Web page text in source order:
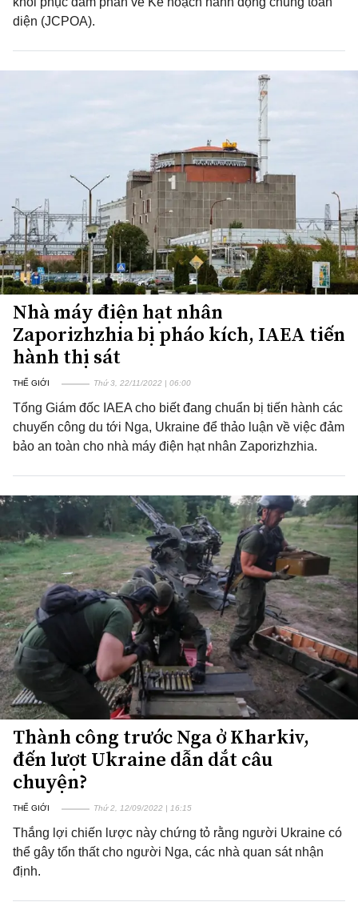
diện (JCPOA).
Nhà máy điện hạt nhân
Zaporizhzhia bị pháo kích, IAEA tiến
hành thị sát
THẾ GIỚI Thứ 3, 22/11/2022 | 06:00
Tổng Giám đốc IAEA cho biết đang chuẩn bị tiến hành các
chuyến công du tới Nga, Ukraine để thảo luận về việc đảm
bảo an toàn cho nhà máy điện hạt nhân Zaporizhzhia.
Thành công trước Nga ở Kharkiv,
đến lượt Ukraine dẫn dắt câu
chuyện?
THẾ GIỚI Thứ 2, 12/09/2022 | 16:15
Thắng lợi chiến lược này chứng tỏ rằng người Ukraine có
thể gây tổn thất cho người Nga, các nhà quan sát nhận
định.